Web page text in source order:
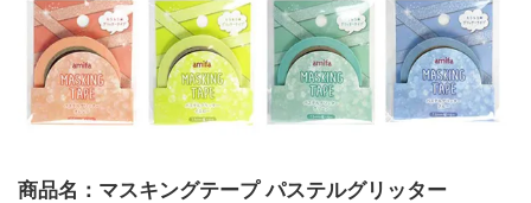
商品名：マスキングテープ パステルグリッター